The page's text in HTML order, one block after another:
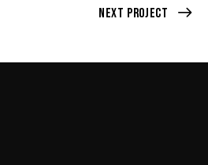
Next Project